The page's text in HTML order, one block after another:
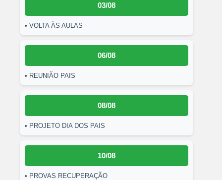
03/08
• VOLTA ÀS AULAS
06/08
• REUNIÃO PAIS
08/08
• PROJETO DIA DOS PAIS
10/08
• PROVAS RECUPERAÇÃO